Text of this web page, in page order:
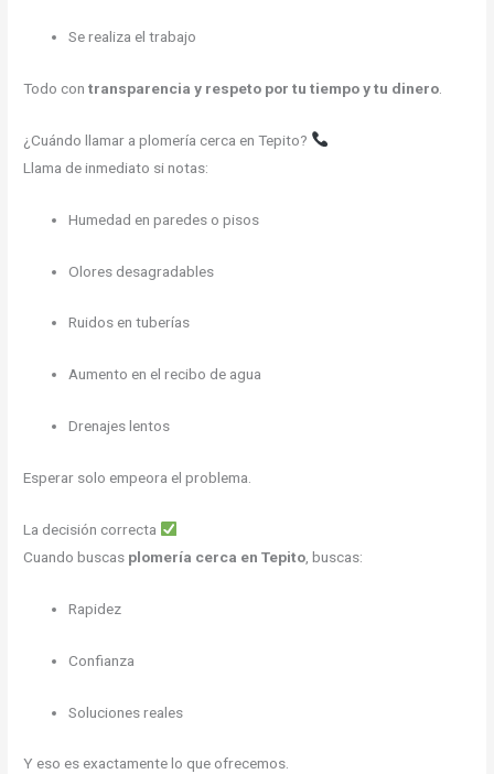
Se realiza el trabajo
Todo contransparencia y respeto por tu tiempo y tu dinero
¿Cuándo llamar a plomería cerca en Tepito?
Llama de inmediato si notas:
Humedad en paredes o pisos
Olores desagradables
Ruidos en tuberías
Aumento en el recibo de agua
Drenajes lentos
Esperar solo empeora el problema.
La decisión correcta
Cuando buscas plomería cerca en Tepito , buscas:
Rapidez
Confianza
Soluciones reales
Y eso es exactamente lo que ofrecemos.